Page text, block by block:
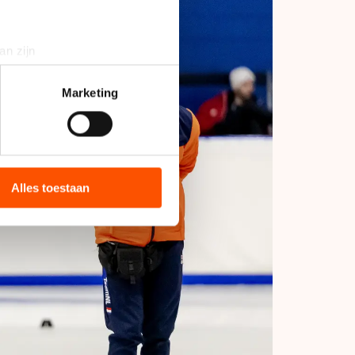
zijn
detailgedeeltein. U kunt uw
advertenties en
zij hebben verzameld via
de VS, waar mogelijk geen
in met deze overdracht.
Marketing
Alles toestaan